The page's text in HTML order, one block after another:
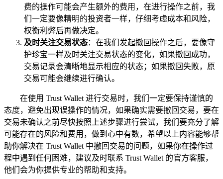
费的操作可能会产生额外的费用，在进行操作之前，我
们一定要像精明的投资者一样，仔细考虑成本和风险，
权衡利弊后再做决定。
及时关注交易状态：在我们发起撤回操作之后，要像守
护珍宝一样及时关注交易状态的变化，如果撤回成功，
交易记录会清晰地显示相应的状态；如果撤回失败，原
交易可能会继续进行确认。
在使用 Trust Wallet 进行交易时，我们一定要保持谨慎的
态度，避免出现误操作的情况，如果确实需要撤回交易，要在
交易未确认之前尽快按照上述步骤进行尝试，我们要充分了解
可能存在的风险和费用，做到心中有数，希望以上内容能够帮
助你解决在 Trust Wallet 中撤回交易的问题，如果你在操作过
程中遇到任何困难，建议及时联系 Trust Wallet 的官方客服，
他们会为你提供专业的帮助和支持。